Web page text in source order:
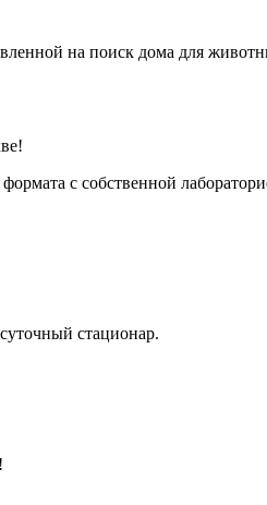
на поиск дома для
с собственной
стационар.